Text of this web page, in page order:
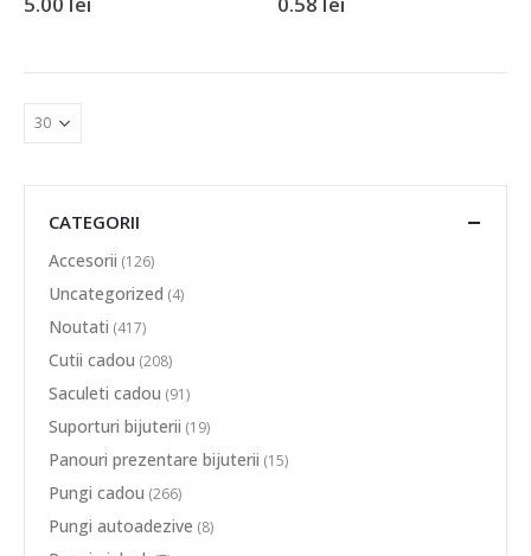
CATEGORII
Accesorii (126)
Uncategorized (4)
Noutati (417)
Cutii cadou (208)
Saculeti cadou (91)
Suporturi bijuterii (19)
Panouri prezentare bijuterii (15)
Pungi cadou (266)
Pungi autoadezive (8)